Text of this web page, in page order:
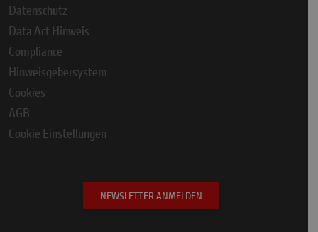
Datenschutz
Data Act Hinweis
Compliance
Hinweisgebersystem
Cookies
AGB
Cookie Einstellungen
NEWSLETTER ANMELDEN